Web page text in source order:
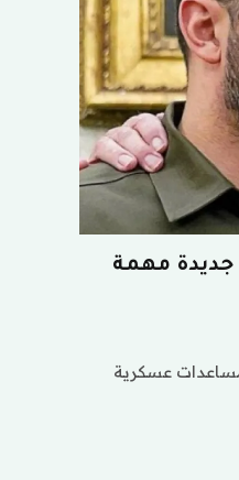
جديدة مهمة
عسكرية